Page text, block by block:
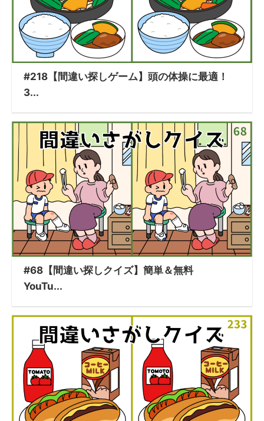
#218【間違い探しゲーム】頭の体操に最適！
3...
#68【間違い探しクイズ】簡単＆無料
YouTu...